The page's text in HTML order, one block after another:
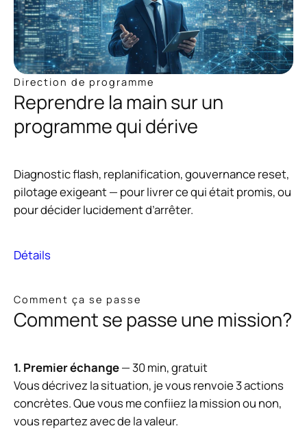
Direction de programme
Reprendre la main sur un
programme qui dérive
Diagnostic flash, replanification, gouvernance reset,
pilotage exigeant — pour livrer ce qui était promis, ou
pour décider lucidement d’arrêter.
Détails
Comment ça se passe
Comment se passe une mission?
1. Premier échange— 30 min, gratuit
Vous décrivez la situation, je vous renvoie 3 actions
concrètes. Que vous me confiiez la mission ou non,
vous repartez avec de la valeur.